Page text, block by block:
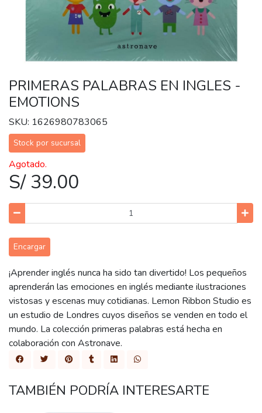
PRIMERAS PALABRAS EN INGLES -
EMOTIONS
SKU: 1626980783065
Stock por sucursal
Agotado.
S/ 39.00
Encargar
¡Aprender inglés nunca ha sido tan divertido! Los pequeños
aprenderán las emociones en inglés mediante ilustraciones
vistosas y escenas muy cotidianas. Lemon Ribbon Studio es
un estudio de Londres cuyos diseños se venden en todo el
mundo. La colección primeras palabras está hecha en
colaboración con Astronave.
TAMBIÉN PODRÍA INTERESARTE